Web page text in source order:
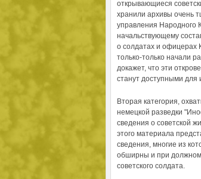
открывающиеся
хранили архивы очень
управления Народного
начальствующему
о солдатах и офицерах
только-только начали
докажет, что эти
станут доступными для
Вторая категория,
немецкой разведки
сведения о советской
этого материала
сведения, многие из
обширны и при должном
советского солдата.